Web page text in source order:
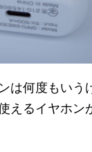
は何度もいう
えるイヤホン